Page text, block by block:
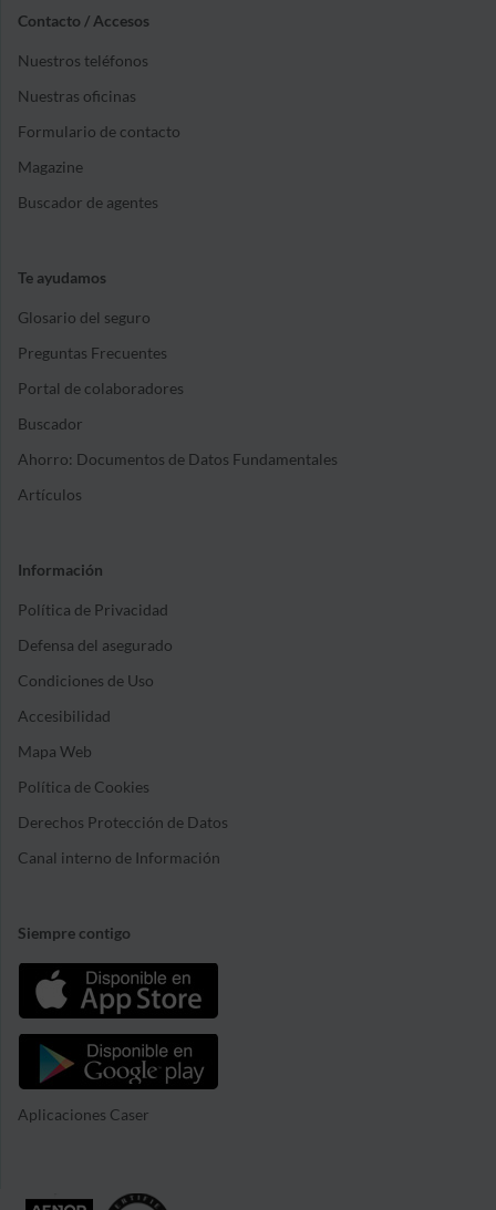
Contacto / Accesos
Nuestros teléfonos
Nuestras oficinas
Formulario de contacto
Magazine
Buscador de agentes
Te ayudamos
Glosario del seguro
Preguntas Frecuentes
Portal de colaboradores
Buscador
Ahorro: Documentos de Datos Fundamentales
Artículos
Información
Política de Privacidad
Defensa del asegurado
Condiciones de Uso
Accesibilidad
Mapa Web
Política de Cookies
Derechos Protección de Datos
Canal interno de Información
Siempre contigo
Aplicaciones Caser